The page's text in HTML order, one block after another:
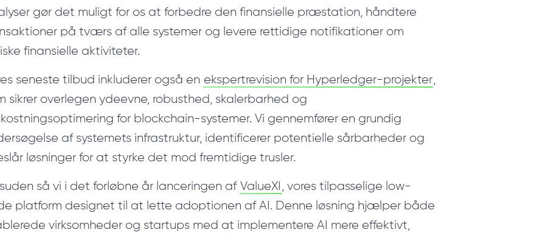
gør det muligt for os at forbedre den finansielle præstation, håndtere
på tværs af alle systemer og levere rettidige notifikationer om
finansielle aktiviteter.
seneste tilbud inkluderer også en ekspertrevision for Hyperledger-projekter,
sikrer overlegen ydeevne, robusthed, skalerbarhed og
for blockchain-systemer. Vi gennemfører en grundig
af systemets infrastruktur, identificerer potentielle sårbarheder og
løsninger for at styrke det mod fremtidige trusler.
så vi i det forløbne år lanceringen af ValueXI , vores tilpasselige low-
platform designet til at lette adoptionen af AI. Denne løsning hjælper både
virksomheder og startups med at implementere AI mere effektivt,